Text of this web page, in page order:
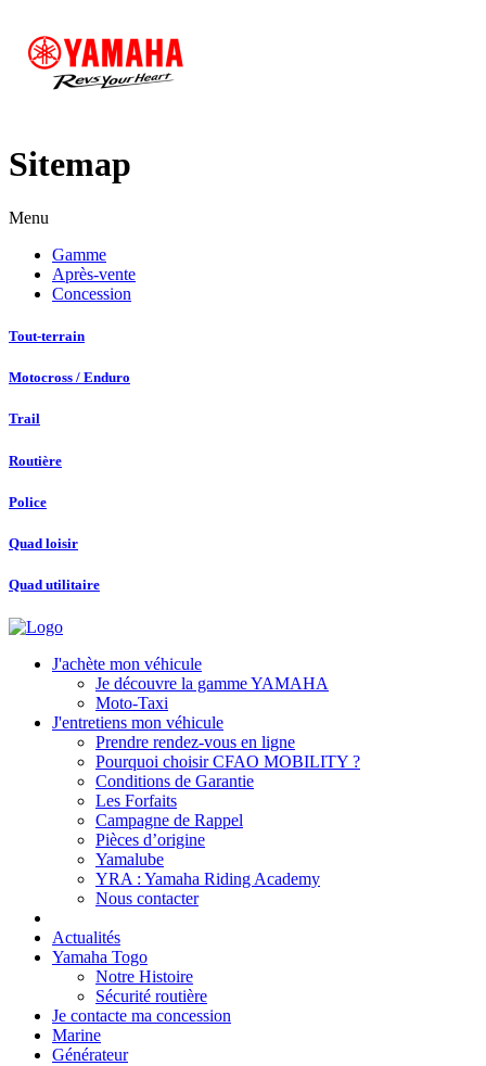
Sitemap
Menu
Gamme
Après-vente
Concession
Tout-terrain
Motocross / Enduro
Trail
Routière
Police
Quad loisir
Quad utilitaire
J'achète mon véhicule
Je découvre la gamme YAMAHA
Moto-Taxi
J'entretiens mon véhicule
Prendre rendez-vous en ligne
Pourquoi choisir CFAO MOBILITY ?
Conditions de Garantie
Les Forfaits
Campagne de Rappel
Pièces d’origine
Yamalube
YRA : Yamaha Riding Academy
Nous contacter
Actualités
Yamaha Togo
Notre Histoire
Sécurité routière
Je contacte ma concession
Marine
Générateur